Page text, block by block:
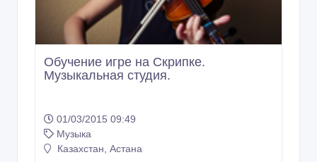
Обучение игре на Скрипке.
Музыкальная студия.
01/03/2015 09:49
Музыка
Казахстан, Астана